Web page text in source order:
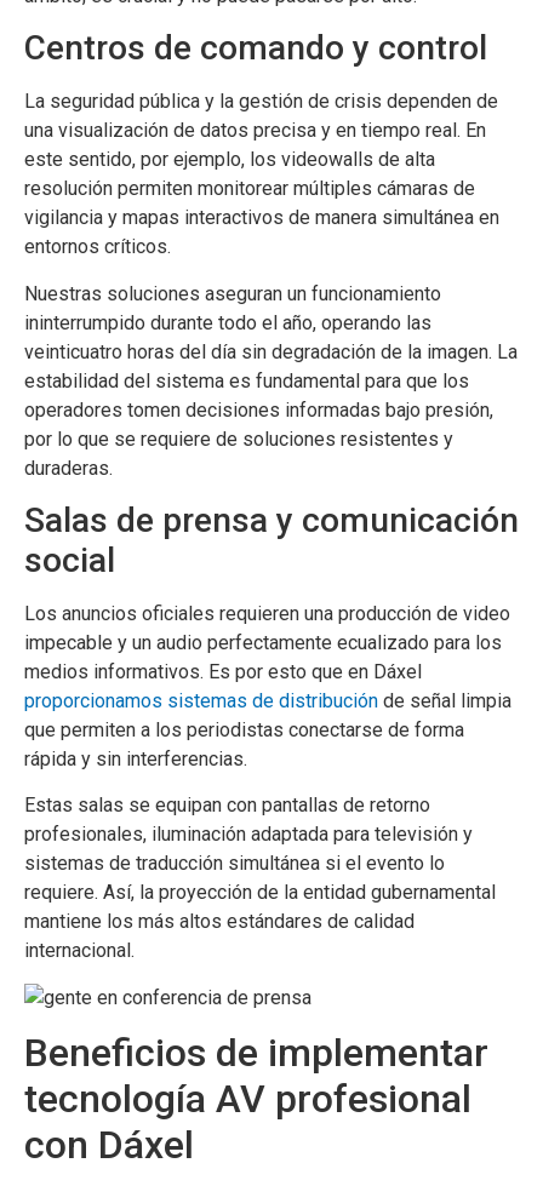
Centros de comando y control
La seguridad pública y la gestión de crisis dependen de
una visualización de datos precisa y en tiempo real. En
este sentido, por ejemplo, los videowalls de alta
resolución permiten monitorear múltiples cámaras de
vigilancia y mapas interactivos de manera simultánea en
entornos críticos.
Nuestras soluciones aseguran un funcionamiento
ininterrumpido durante todo el año, operando las
veinticuatro horas del día sin degradación de la imagen. La
estabilidad del sistema es fundamental para que los
operadores tomen decisiones informadas bajo presión,
por lo que se requiere de soluciones resistentes y
duraderas.
Salas de prensa y comunicación
social
Los anuncios oficiales requieren una producción de video
impecable y un audio perfectamente ecualizado para los
medios informativos. Es por esto que en Dáxel
proporcionamos sistemas de distribución de señal limpia
que permiten a los periodistas conectarse de forma
rápida y sin interferencias.
Estas salas se equipan con pantallas de retorno
profesionales, iluminación adaptada para televisión y
sistemas de traducción simultánea si el evento lo
requiere. Así, la proyección de la entidad gubernamental
mantiene los más altos estándares de calidad
internacional.
Beneficios de implementar
tecnología AV profesional
con Dáxel